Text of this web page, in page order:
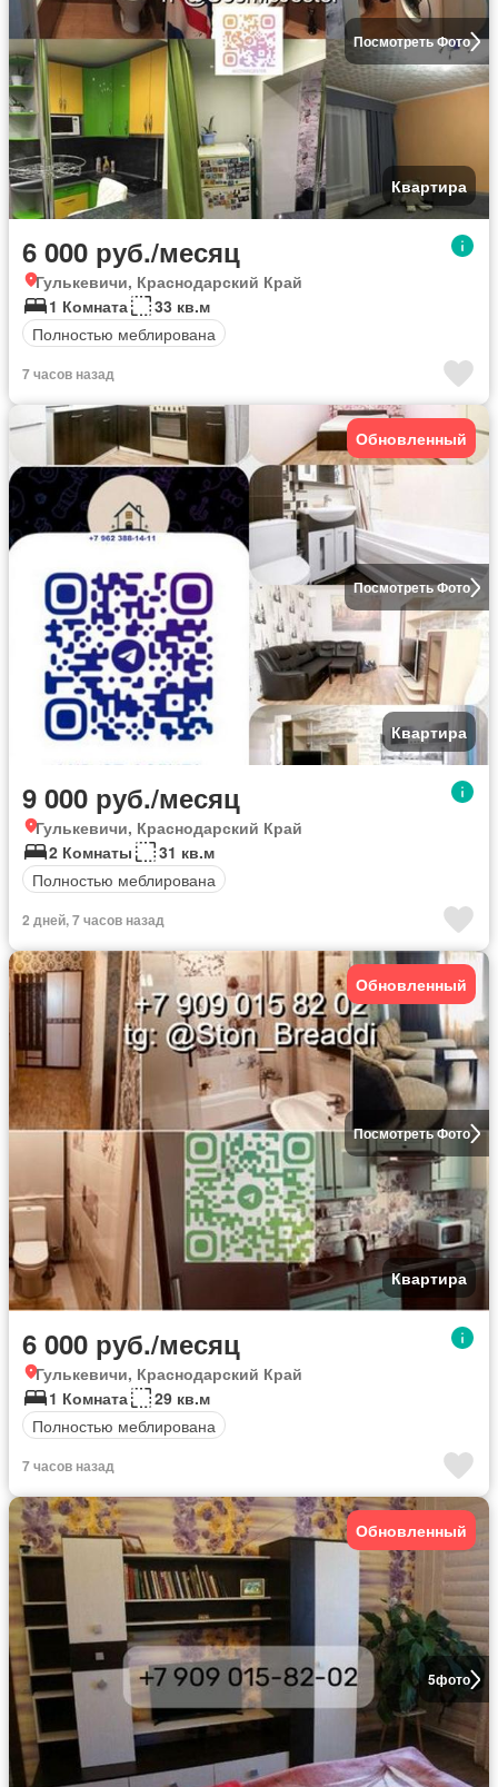
Посмотреть Фото
Квартира
6 000 руб./месяц
Гулькевичи, Краснодарский Край
1 Комната
33 кв.м
Полностью меблирована
7 часов назад
Посмотреть Фото
Обновленный
Квартира
9 000 руб./месяц
Гулькевичи, Краснодарский Край
2 Комнаты
31 кв.м
Полностью меблирована
2 дней, 7 часов назад
Посмотреть Фото
Обновленный
Квартира
6 000 руб./месяц
Гулькевичи, Краснодарский Край
1 Комната
29 кв.м
Полностью меблирована
7 часов назад
5фото
Обновленный